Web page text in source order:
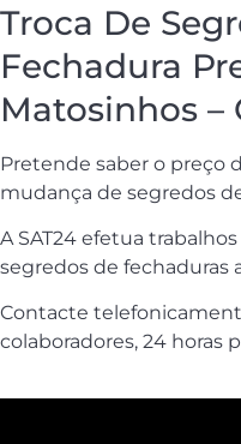
Troca De
Fechadura
Matosinhos –
Pretende saber o preço
mudança de segredos
A SAT24 efetua
segredos de fechaduras
Contacte
colaboradores, 24 horas